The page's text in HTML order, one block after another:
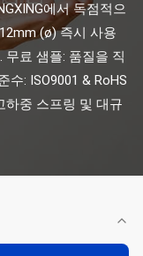
에서 독점적으
(ø) 즉시 사용
무료 샘플: 품질을 직
수: ISO9001 & RoHS
하중 스프링 및 대규